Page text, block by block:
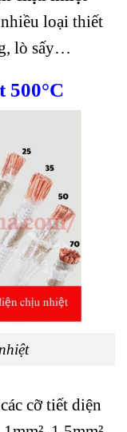
loại thiết
lò sấy…
500°C
cỡ tiết diện